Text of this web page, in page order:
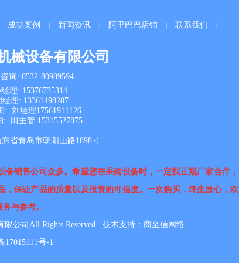
成功案例 | 新闻资讯 | 阿里巴巴店铺 | 联系我们 |
械设备有限公司
询: 0532-80989594
理: 15376735314
理: 13361498287
: 刘经理17561911126
: 田主管 15315527875
东省青岛市朝阳山路1898号
销售公司众多。希望您在采购设备时，一定找正规厂家合作，
保证产品的质量以及投资的可信度。一次购买，终生放心，欢
与参考。
公司All Rights Reserved. 技术支持： 商至信网络
17015111号-1